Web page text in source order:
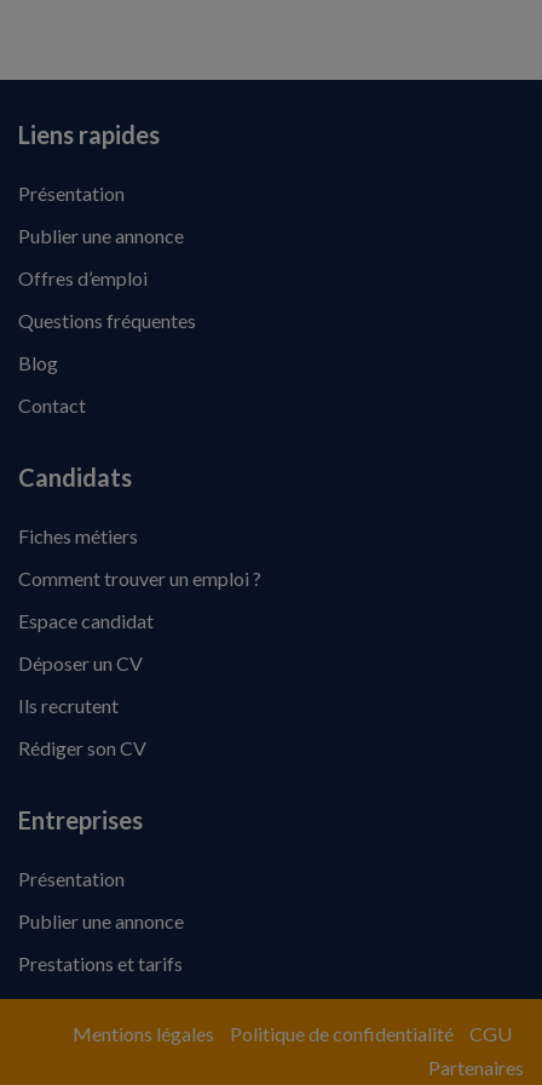
Liens rapides
Présentation
Publier une annonce
Offres d’emploi
Questions fréquentes
Blog
Contact
Candidats
Fiches métiers
Comment trouver un emploi ?
Espace candidat
Déposer un CV
Ils recrutent
Rédiger son CV
Entreprises
Présentation
Publier une annonce
Prestations et tarifs
Mentions légales Politique de confidentialité
CGU
Partenaires